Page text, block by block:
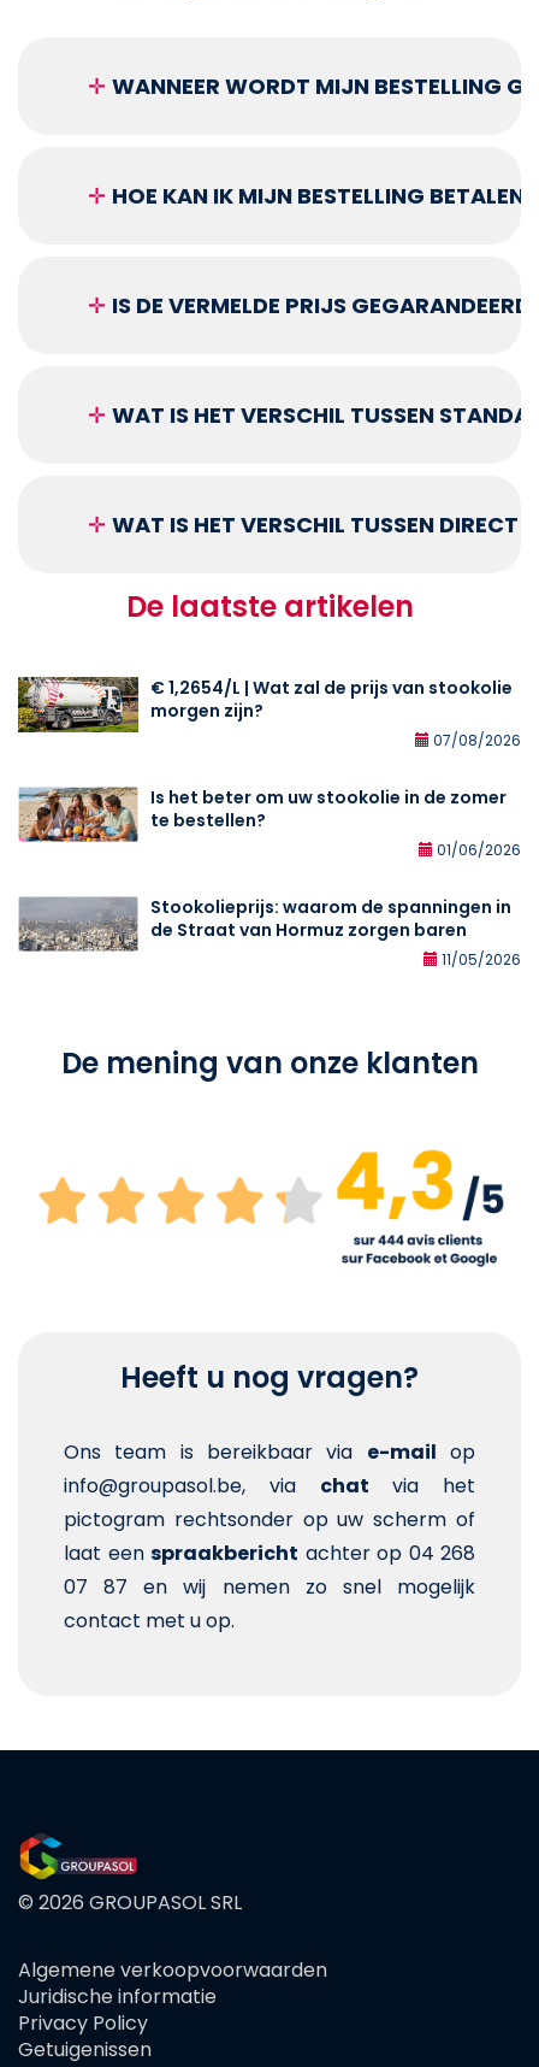
✛ WANNEER WORDT MIJN BESTELLING
✛ HOE KAN IK MIJN BESTELLING BETALEN?
✛ IS DE VERMELDE PRIJS
✛ WAT IS HET VERSCHIL TUSSEN
✛ WAT IS HET VERSCHIL TUSSEN DIRECT
De laatste artikelen
€ 1,2654/L | Wat zal de prijs van stookolie
morgen zijn?
07/08/2026
Is het beter om uw stookolie in de zomer
te bestellen?
01/06/2026
Stookolieprijs: waarom de spanningen in
de Straat van Hormuz zorgen baren
11/05/2026
De mening van onze klanten
Heeft u nog vragen?
Ons team is bereikbaar via e-mail op
info@groupasol.be, via chat via het
pictogram rechtsonder op uw scherm of
laat een spraakbericht achter op 04 268
07 87 en wij nemen zo snel mogelijk
contact met u op.
© 2026 GROUPASOL SRL
FOOTER
MENU
Algemene verkoopvoorwaarden
Juridische informatie
Privacy Policy
Getuigenissen